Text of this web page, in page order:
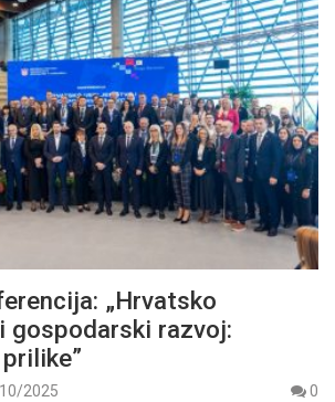
„Hrvatsko
gospodarski razvoj:
2025
0